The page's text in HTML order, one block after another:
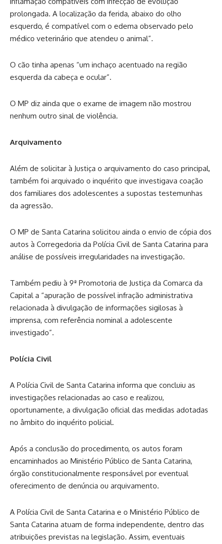
prolongada. A localização da ferida, abaixo do olho
esquerdo, é compatível com o edema observado pelo
médico veterinário que atendeu o animal”.
O cão tinha apenas “um inchaço acentuado na região
esquerda da cabeça e ocular”.
O MP diz ainda que o exame de imagem não mostrou
nenhum outro sinal de violência.
Arquivamento
Além de solicitar à Justiça o arquivamento do caso principal,
também foi arquivado o inquérito que investigava coação
dos familiares dos adolescentes a supostas testemunhas
da agressão.
O MP de Santa Catarina solicitou ainda o envio de cópia dos
autos à Corregedoria da Polícia Civil de Santa Catarina para
análise de possíveis irregularidades na investigação.
Também pediu à 9ª Promotoria de Justiça da Comarca da
Capital a “apuração de possível infração administrativa
relacionada à divulgação de informações sigilosas à
imprensa, com referência nominal a adolescente
investigado”.
Polícia Civil
A Polícia Civil de Santa Catarina informa que concluiu as
investigações relacionadas ao caso e realizou,
oportunamente, a divulgação oficial das medidas adotadas
no âmbito do inquérito policial.
Após a conclusão do procedimento, os autos foram
encaminhados ao Ministério Público de Santa Catarina,
órgão constitucionalmente responsável por eventual
oferecimento de denúncia ou arquivamento.
A Polícia Civil de Santa Catarina e o Ministério Público de
Santa Catarina atuam de forma independente, dentro das
atribuições previstas na legislação. Assim, eventuais